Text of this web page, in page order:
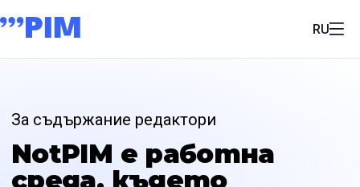
RU
За съдържание редактори
NotPIM е работна
среда, където